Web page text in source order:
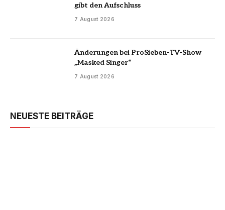
gibt den Aufschluss
7 August 2026
Änderungen bei ProSieben-TV-Show
„Masked Singer“
7 August 2026
NEUESTE BEITRÄGE